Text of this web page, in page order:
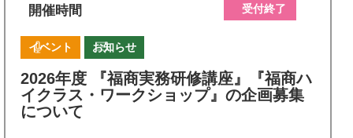
開催時間 受付終了
イベント お知らせ
2026年度 『福商実務研修講座』『福商ハ
イクラス・ワークショップ』の企画募集
について